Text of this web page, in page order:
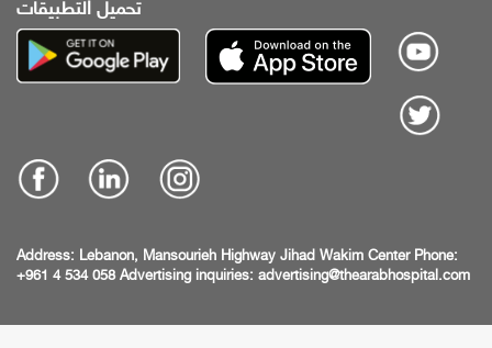
تحميل التطبيقات
Address: Lebanon, Mansourieh Highway Jihad Wakim Center Phone:
+961 4 534 058 Advertising inquiries: advertising@thearabhospital.com